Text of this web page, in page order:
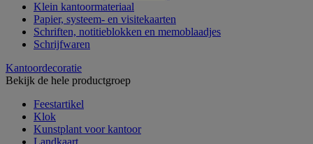
Klein kantoormateriaal
Papier, systeem- en visitekaarten
Schriften, notitieblokken en memoblaadjes
Schrijfwaren
Kantoordecoratie
Bekijk de hele productgroep
Feestartikel
Klok
Kunstplant voor kantoor
Landkaart